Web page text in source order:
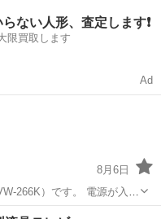
ない人形、査定します❗️
限買取します
Ad
8月6日
266K）です。 電源が入
います。 リモコンは付属